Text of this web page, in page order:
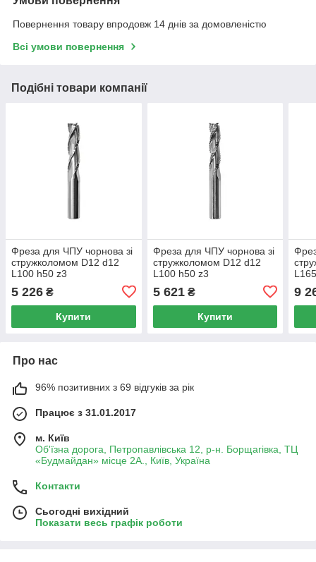
Повернення товару впродовж 14 днів за домовленістю
Всі умови повернення
Подібні товари компанії
Фреза для ЧПУ чорнова зі
стружколомом D12 d12
L100 h50 z3
5 226 ₴
Купити
Фреза для ЧПУ чорнова зі
стружколомом D12 d12
L100 h50 z3
5 621₴
Купити
9
Про нас
96% позитивних з 69 відгуків за рік
Працює з 31.01.2017
м. Київ
Об'їзна дорога, Петропавлівська 12, р-н. Борщагівка, ТЦ
«Будмайдан» місце 2А., Київ, Україна
Контакти
Сьогодні вихідний
Показати весь графік роботи